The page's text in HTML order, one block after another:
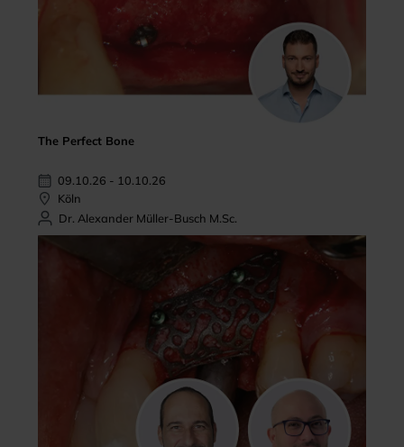
The Perfect Bone
09.10.26 - 10.10.26
Köln
Dr. Alexander Müller-Busch M.Sc.